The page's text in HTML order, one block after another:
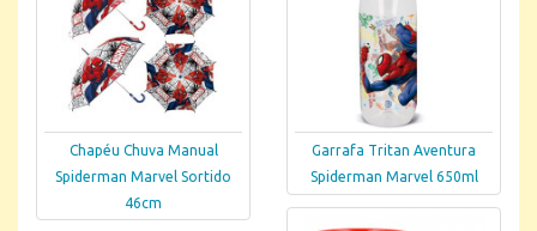
Chapéu Chuva Manual
Spiderman Marvel Sortido
46cm
Garrafa Tritan Aventura
Spiderman Marvel 650ml